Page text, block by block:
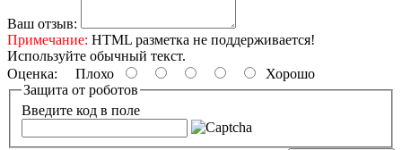
Ваш отзыв:
Примечание: HTML разметка не поддерживается!
Используйте обычный текст.
Оценка: Плохо
Хорошо
Защита от роботов
Введите код в поле